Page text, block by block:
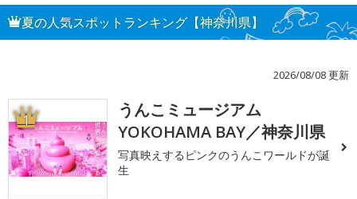
夏の人気スポットランキング【神奈川県】
2026/08/08 更新
1
うんこミュージアム
YOKOHAMA BAY／神奈川県
写真映えするピンクのうんこワールドが誕
生